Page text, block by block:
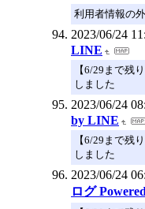
利用者情報の
2023/06/24
LINE
【6/29まで残
しました
2023/06/24
by LINE
【6/29まで残
しました
2023/06/24
ログ